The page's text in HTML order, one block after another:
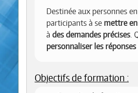
Destinée aux personnes
participants à se mettre
à des demandes précises.
personnaliser les
Objectifs de formation :